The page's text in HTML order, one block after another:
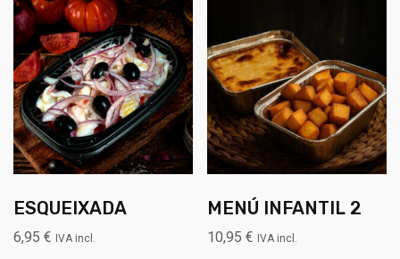
ESQUEIXADA
6,95 € IVA incl.
MENÚ INFANTIL 2
10,95€ IVA incl.